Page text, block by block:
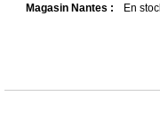
Magasin Nantes :
En